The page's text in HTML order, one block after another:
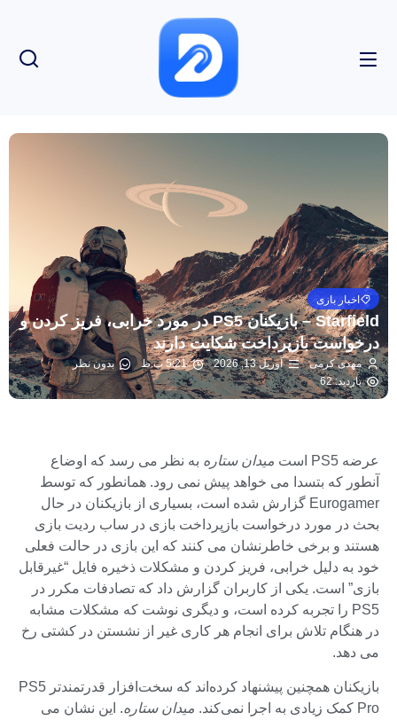
اخبار بازی
Starfield – بازیکنان PS5 در مورد خرابی، فریز کردن و
درخواست بازپرداخت شکایت دارند
مهدی کرمی آوریل 13, 2026 5:21 ب.ظ
بدون نظر
بازدید: 62
عرضه PS5 است میدان ستاره به نظر می رسد که اوضاع
آنطور که بتسدا می خواهد پیش نمی رود. همانطور که توسط
Eurogamer گزارش شده است، بسیاری از بازیکنان در حال
بحث در مورد درخواست بازپرداخت بازی در ساب ردیت بازی
هستند و برخی خاطرنشان می کنند که این بازی در حالت فعلی
خود به دلیل خرابی، فریز کردن و مشکلات ذخیره فایل “غیرقابل
بازی” است. یکی از کاربران گزارش داد که تصادفات مکرر در
PS5 را تجربه کرده است، و دیگری نوشت که مشکلات مشابه
در هنگام تلاش برای انجام هر کاری غیر از نشستن در کشتی رخ
می دهد.
بازیکنان همچنین پیشنهاد کرده‌اند که سخت‌افزار قدرتمندتر PS5
Pro کمک زیادی به اجرا نمی‌کند.
میدان ستاره. این نشان می